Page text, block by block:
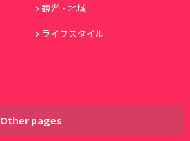
観光・地域
ライフスタイル
Other pages